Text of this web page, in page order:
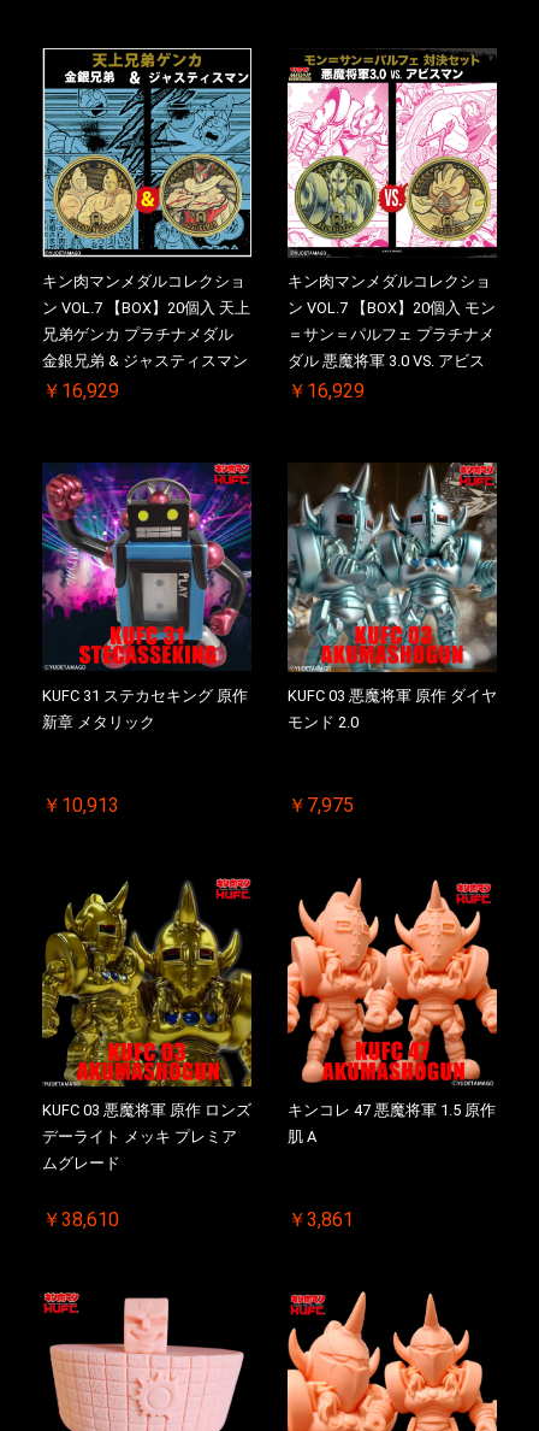
売品)付
ル(非売品)付
キン肉マンメダルコレクショ
ン VOL.7 【BOX】20個入 天上
兄弟ゲンカ プラチナメダル
金銀兄弟 & ジャスティスマン
2.0 初回シリアルNO.入 ケース
￥16,929
キン肉マンメダルコレクショ
ン VOL.7 【BOX】20個入 モン
＝サン＝パルフェ プラチナメ
ダル 悪魔将軍 3.0 VS. アビス
マン 初回シリアルNO.入 ケー
￥16,929
KUFC 31 ステカセキング 原作
新章 メタリック
￥10,913
KUFC 03 悪魔将軍 原作 ダイヤ
モンド 2.0
￥7,975
KUFC 03 悪魔将軍 原作 ロンズ
デーライト メッキ プレミア
ムグレード
￥38,610
キンコレ 47 悪魔将軍 1.5 原作
肌 A
￥3,861